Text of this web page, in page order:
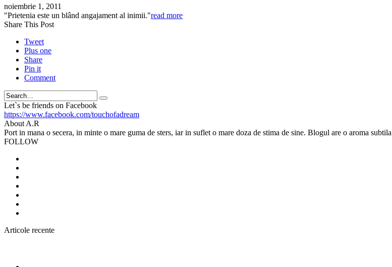
noiembrie 1, 2011
‎"Prietenia este un blând angajament al inimii."read more
Share This Post
Tweet
Plus one
Share
Pin it
Comment
Search
Let`s be friends on Facebook
https://www.facebook.com/touchofadream
About A.R
Port in mana o secera, in minte o mare guma de sters, iar in suflet o mare doza de stima de sine. Blogul are o aroma
FOLLOW
Articole recente